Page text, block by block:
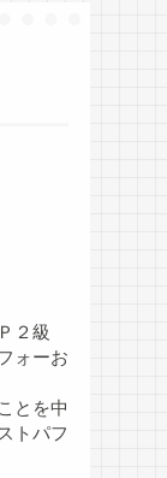
２級
ォーお
とを中
トパフ